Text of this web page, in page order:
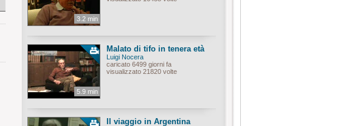
3.2 min
5.9 min
Malato di tifo in tenera età
Luigi Nocera
caricato 6499 giorni fa
visualizzato 21820 volte
Il viaggio in Argentina